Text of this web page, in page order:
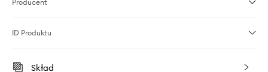
Producent
ID Produktu
Skład